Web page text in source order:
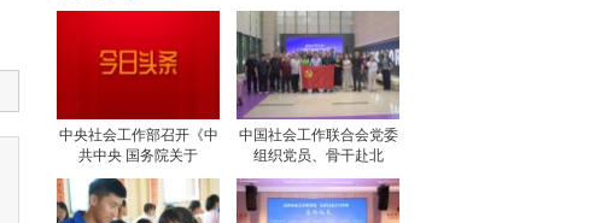
中央社会工作部召开《中
共中央 国务院关于
中国社会工作联合会党委
组织党员、骨干赴北